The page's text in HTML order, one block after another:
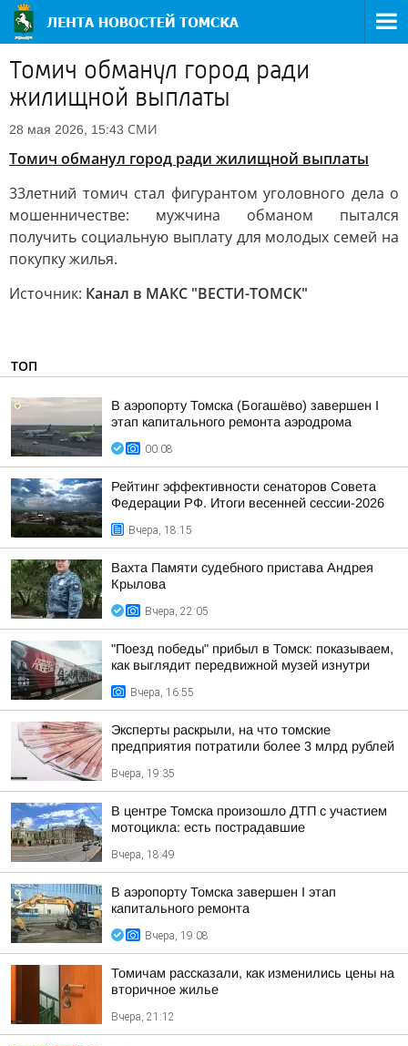
Томич обманул город ради
жилищной выплаты
28 мая 2026, 15:43 СМИ
Томич обманул город ради жилищной выплаты
33летний томич стал фигурантом уголовного дела о
мошенничестве: мужчина обманом пытался
получить социальную выплату для молодых семей на
покупку жилья.
Источник: Канал в МАКС "ВЕСТИ-ТОМСК"
ТОП
В аэропорту Томска (Богашёво) завершен I
этап капитального ремонта аэродрома
00:08
Рейтинг эффективности сенаторов Совета
Федерации РФ. Итоги весенней сессии-2026
Вчера, 18:15
Вахта Памяти судебного пристава Андрея
Крылова
Вчера, 22:05
"Поезд победы" прибыл в Томск: показываем,
как выглядит передвижной музей изнутри
Вчера, 16:55
Эксперты раскрыли, на что томские
предприятия потратили более 3 млрд рублей
Вчера, 19:35
В центре Томска произошло ДТП с участием
мотоцикла: есть пострадавшие
Вчера, 18:49
В аэропорту Томска завершен I этап
капитального ремонта
Вчера, 19:08
Томичам рассказали, как изменились цены на
вторичное жилье
Вчера, 21:12